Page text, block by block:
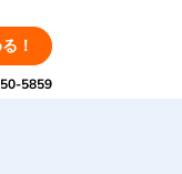
！
5859